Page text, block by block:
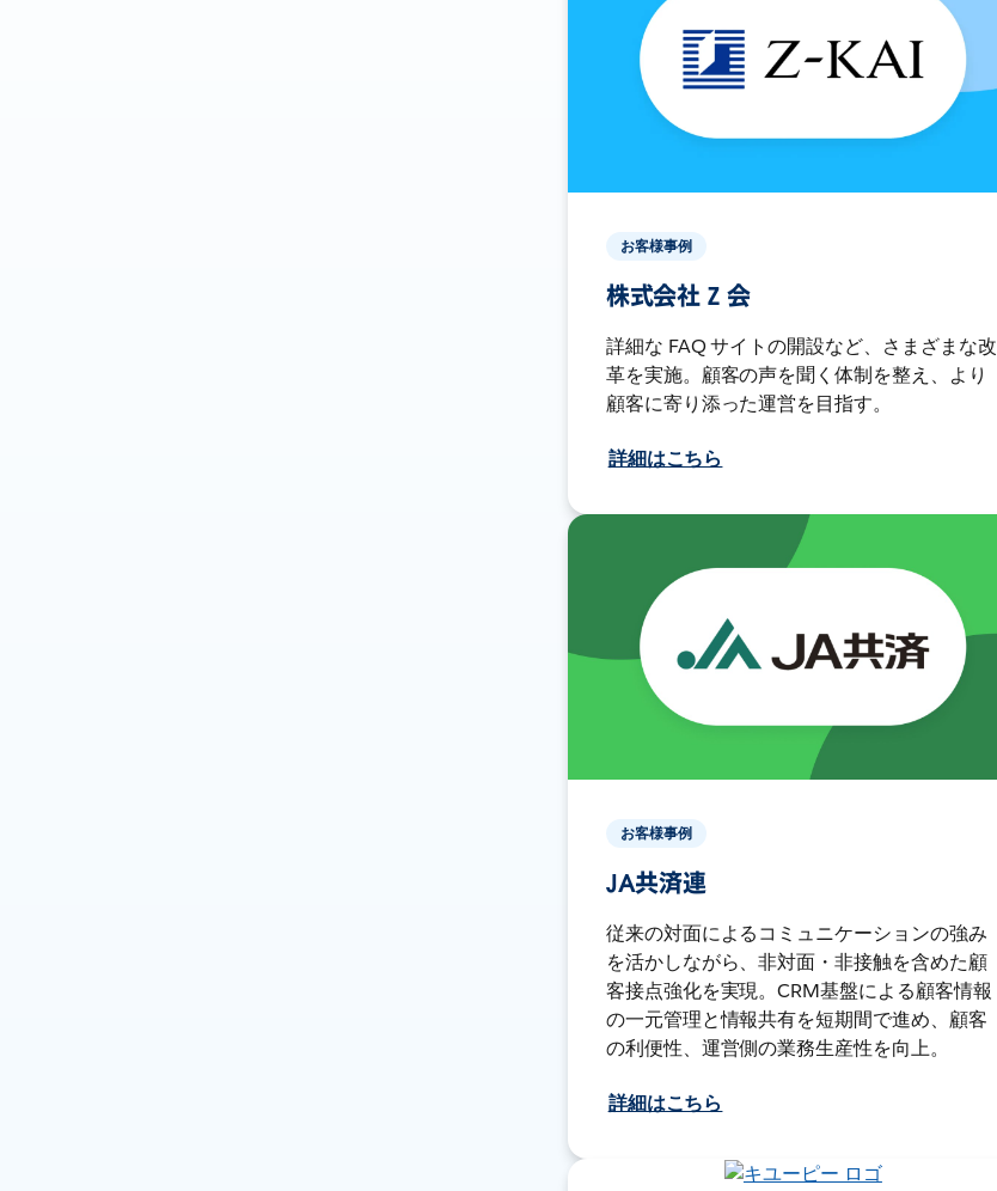
お客様事例
株式会社 Z 会
詳細な FAQ サイトの開設など、さまざまな改
革を実施。顧客の声を聞く体制を整え、より
顧客に寄り添った運営を目指す。
詳細はこちら
お客様事例
JA共済連
従来の対面によるコミュニケーションの強み
を活かしながら、非対面・非接触を含めた顧
客接点強化を実現。CRM基盤による顧客情報
の一元管理と情報共有を短期間で進め、顧客
の利便性、運営側の業務生産性を向上。
詳細はこちら